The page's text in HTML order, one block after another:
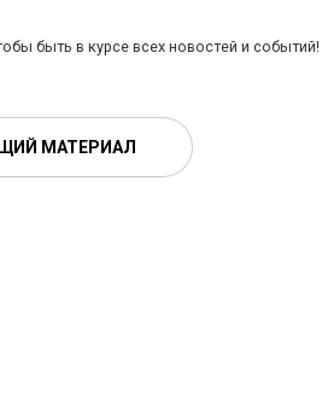
быть в курсе всех новостей и событий!
МАТЕРИАЛ